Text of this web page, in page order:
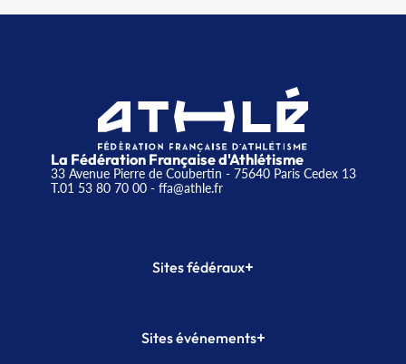
La Fédération Française d'Athlétisme
33 Avenue Pierre de Coubertin - 75640 Paris Cedex 13
T.01 53 80 70 00- ffa@athle.fr
Sites fédéraux+
Plateforme Formation
Sites événements+